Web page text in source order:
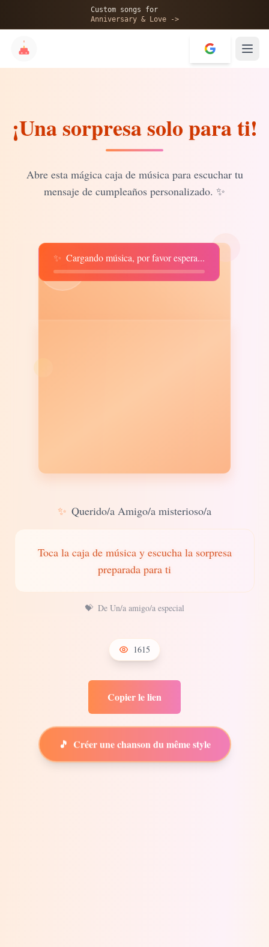
Custom songs for
Anniversary & Love ->
💝
¡Una sorpresa solo para ti!
Abre esta mágica caja de música para escuchar tu
mensaje de cumpleaños personalizado. ✨
♫
✨ Cargando música, por favor espera...
✨ Querido/a Amigo/a misterioso/a
Toca la caja de música y escucha la sorpresa
preparada para ti
💝 De Un/a amigo/a especial
1615
Copier le lien
🎵 Créer une chanson du même style